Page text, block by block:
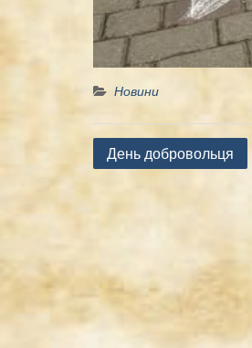
Новини
Навігація
День добровольця